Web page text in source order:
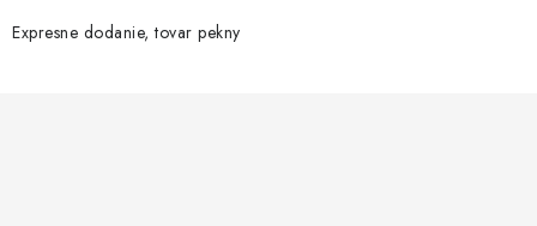
Expresne dodanie, tovar pekny